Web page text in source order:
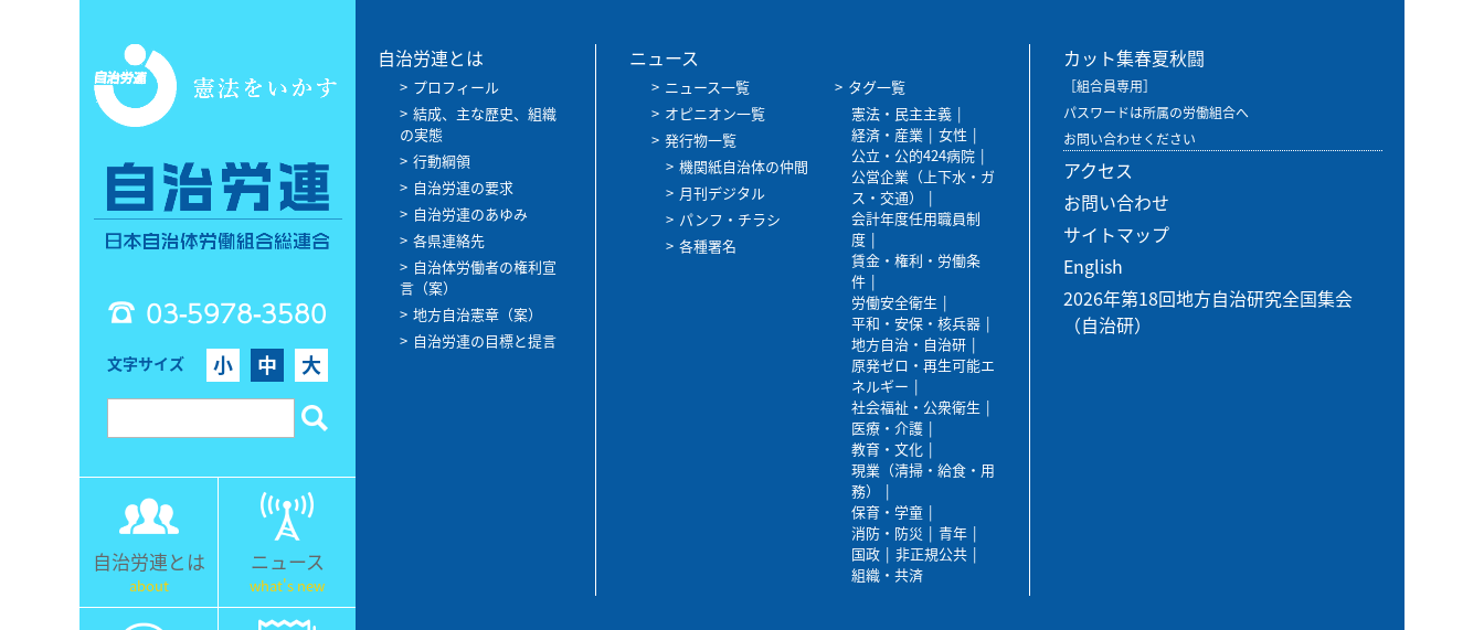
03-5978-3580
文字サイズ 小 中 大
自治労連とは
about
ニュース
what's new
自治労連とは
プロフィール
結成、主な歴史、組織
の実態
行動綱領
自治労連の要求
自治労連のあゆみ
各県連絡先
自治体労働者の権利宣
言（案）
地方自治憲章（案）
自治労連の目標と提言
ニュース
ニュース一覧
オピニオン一覧
発行物一覧
機関紙自治体の仲間
月刊デジタル
パンフ・チラシ
各種署名
タグ一覧
憲法・民主主義
経済・産業
女性
公立・公的424病院
公営企業（上下水・ガ
ス・交通）
会計年度任用職員制
度
賃金・権利・労働条
件
労働安全衛生
平和・安保・核兵器
地方自治・自治研
原発ゼロ・再生可能エ
ネルギー
社会福祉・公衆衛生
医療・介護
教育・文化
現業（清掃・給食・用
務）
保育・学童
消防・防災
青年
国政
非正規公共
組織・共済
カット集春夏秋闘
［組合員専用］
パスワードは所属の労働組合へ
お問い合わせください
アクセス
お問い合わせ
サイトマップ
English
2026年第18回地方自治研究全国集会
（自治研）